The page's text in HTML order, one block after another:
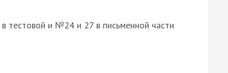
тестовой и №24 и 27 в письменной части